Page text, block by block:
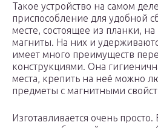
Такое устройство на самом
приспособление для удобной
месте, состоящее из планки,
магниты. На них и
имеет много преимуществ
конструкциями. Она
места, крепить на неё можно
предметы с магнитными
Изготавливается очень